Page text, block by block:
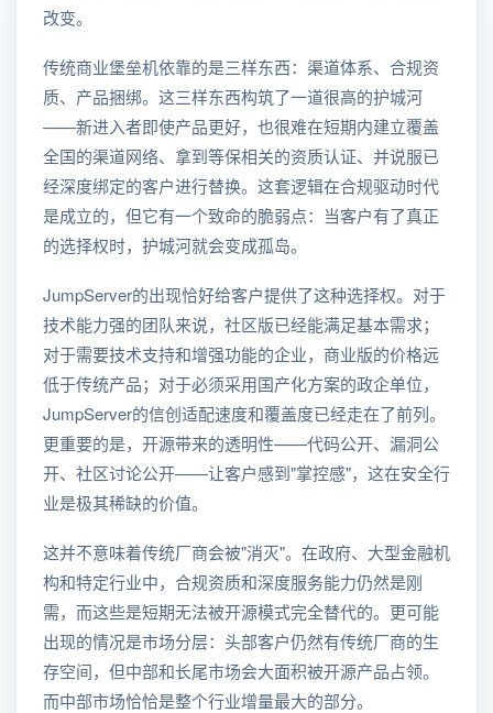
改变。
传统商业堡垒机依靠的是三样东西：渠道体系、合规资
质、产品捆绑。这三样东西构筑了一道很高的护城河
——新进入者即使产品更好，也很难在短期内建立覆盖
全国的渠道网络、拿到等保相关的资质认证、并说服已
经深度绑定的客户进行替换。这套逻辑在合规驱动时代
是成立的，但它有一个致命的脆弱点：当客户有了真正
的选择权时，护城河就会变成孤岛。
JumpServer的出现恰好给客户提供了这种选择权。对于
技术能力强的团队来说，社区版已经能满足基本需求；
对于需要技术支持和增强功能的企业，商业版的价格远
低于传统产品；对于必须采用国产化方案的政企单位，
JumpServer的信创适配速度和覆盖度已经走在了前列。
更重要的是，开源带来的透明性——代码公开、漏洞公
开、社区讨论公开——让客户感到"掌控感"，这在安全行
业是极其稀缺的价值。
这并不意味着传统厂商会被"消灭"。在政府、大型金融机
构和特定行业中，合规资质和深度服务能力仍然是刚
需，而这些是短期无法被开源模式完全替代的。更可能
出现的情况是市场分层：头部客户仍然有传统厂商的生
存空间，但中部和长尾市场会大面积被开源产品占领。
而中部市场恰恰是整个行业增量最大的部分。